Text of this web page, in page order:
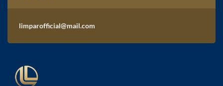
limparofficial@mail.com